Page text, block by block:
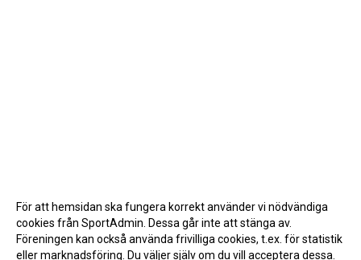
För att hemsidan ska fungera korrekt använder vi nödvändiga
cookies från SportAdmin. Dessa går inte att stänga av.
Föreningen kan också använda frivilliga cookies, t.ex. för statistik
eller marknadsföring. Du väljer själv om du vill acceptera dessa.